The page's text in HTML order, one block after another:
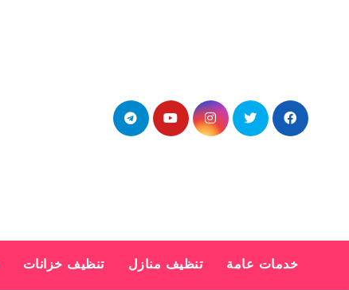
خدمات عامة تنظيف منازل تنظيف خزانات